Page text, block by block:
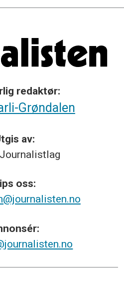
redaktør:
Grøndalen
av:
Journalistlag
oss: